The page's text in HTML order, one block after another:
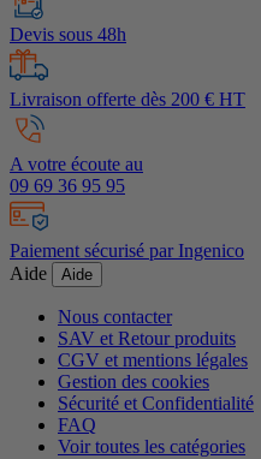
Devis sous 48h
Livraison offerte dès 200 € HT
A votre écoute au
09 69 36 95 95
Paiement sécurisé par Ingenico
Aide
Aide
Nous contacter
SAV et Retour produits
CGV et mentions légales
Gestion des cookies
Sécurité et Confidentialité
FAQ
Voir toutes les catégories